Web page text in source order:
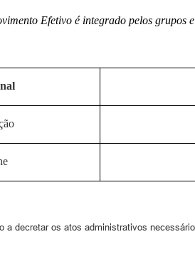
Efetivo é integrado pelos grupos
a decretar os atos administrativos